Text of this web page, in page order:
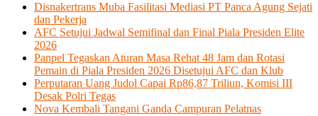
Disnakertrans Muba Fasilitasi Mediasi PT Panca Agung Sejati
dan Pekerja
AFC Setujui Jadwal Semifinal dan Final Piala Presiden Elite
2026
Panpel Tegaskan Aturan Masa Rehat 48 Jam dan Rotasi
Pemain di Piala Presiden 2026 Disetujui AFC dan Klub
Perputaran Uang Judol Capai Rp86,87 Triliun, Komisi III
Desak Polri Tegas
Nova Kembali Tangani Ganda Campuran Pelatnas